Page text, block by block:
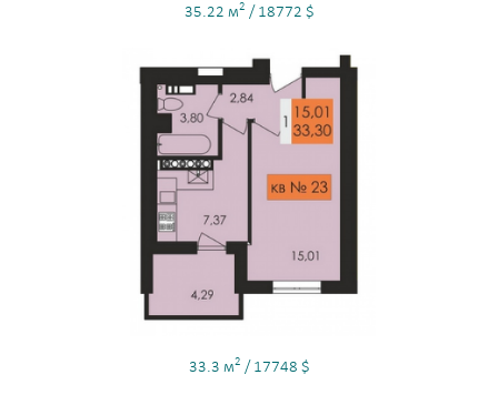
35.22 м2 / 18772 $
33.3 м2 / 17748 $